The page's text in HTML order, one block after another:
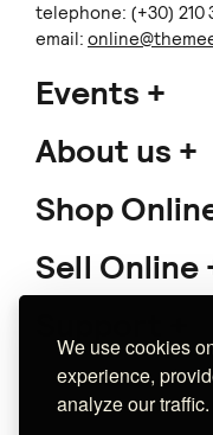
We use cookies
experience,
analyze our traffic.
telephone: (+30) 210
email:
Events
About us
Shop
Sell Online